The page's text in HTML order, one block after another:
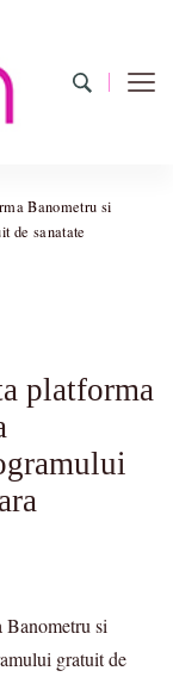
Banometru si
de sanatate
platforma